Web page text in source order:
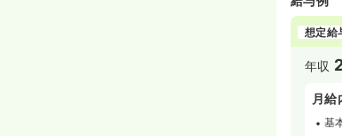
方法
治医
◆5.
患者
想定給
年収
月給
基